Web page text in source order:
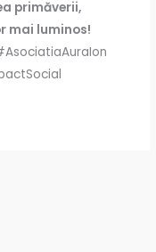
primăverii,
mai luminos!